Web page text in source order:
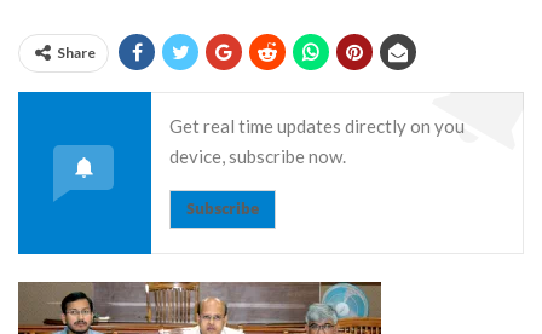
Share
Get real time updates directly on you
device, subscribe now.
Subscribe